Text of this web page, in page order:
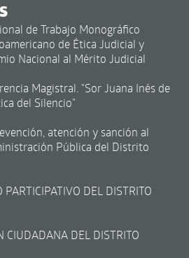
de Trabajo Monográfico
de Ética Judicial y
Nacional al Mérito Judicial
Magistral. "Sor Juana Inés de
del Silencio"
atención y sanción al
Pública del Distrito
PARTICIPATIVO DEL DISTRITO
CIUDADANA DEL DISTRITO